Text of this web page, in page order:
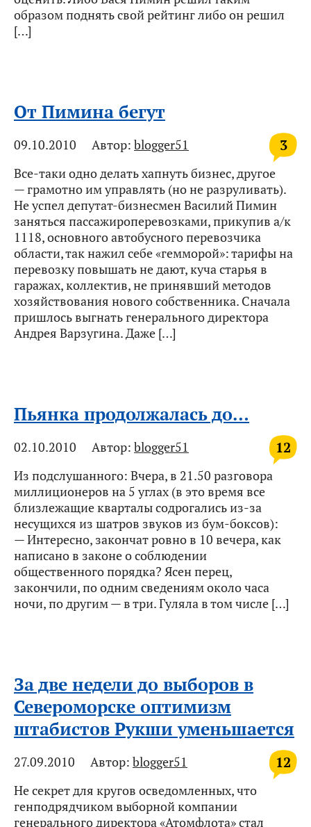
образом поднять свой рейтинг либо он решил
[…]
От Пимина бегут
3
09.10.2010 Автор: blogger51
Все-таки одно делать хапнуть бизнес, другое
— грамотно им управлять (но не разруливать).
Не успел депутат-бизнесмен Василий Пимин
заняться пассажироперевозками, прикупив а/к
1118, основного автобусного перевозчика
области, так нажил себе «гемморой»: тарифы на
перевозку повышать не дают, куча старья в
гаражах, коллектив, не принявший методов
хозяйствования нового собственника. Сначала
пришлось выгнать генерального директора
Андрея Варзугина. Даже […]
Пьянка продолжалась до…
12
02.10.2010 Автор: blogger51
Из подслушанного: Вчера, в 21.50 разговора
миллиционеров на 5 углах (в это время все
близлежащие кварталы содрогались из-за
несущихся из шатров звуков из бум-боксов):
— Интересно, закончат ровно в 10 вечера, как
написано в законе о соблюдении
общественного порядка? Ясен перец,
закончили, по одним сведениям около часа
ночи, по другим — в три. Гуляла в том числе […]
За две недели до выборов в
Североморске оптимизм
штабистов Рукши уменьшается
12
27.09.2010 Автор: blogger51
Не секрет для кругов осведомленных, что
генподрядчиком выборной компании
генерального директора «Атомфлота» стал